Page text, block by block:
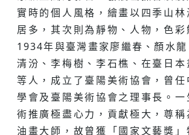
實時的個人風格，繪畫以四季山林
居多，其次則為靜物、人物，色
1934年與臺灣畫家廖繼春、顏水
清汾、李梅樹、李石樵、在臺日本
等人，成立了臺陽美術協會，曾任
學會及臺陽美術協會之理事長。一
術推廣極盡心力，貢獻極大，尊稱
油畫大師，故曾獲「國家文藝獎」